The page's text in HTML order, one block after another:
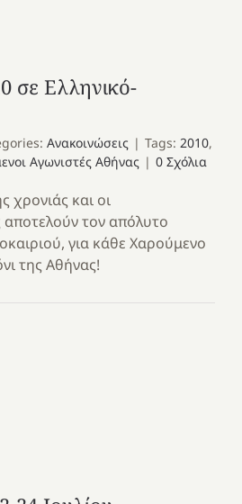
σε Ελληνικό-
Ανακοινώσεις | Tags: 2010,
Αγωνιστές Αθήνας | 0 Σχόλια
χρονιάς και οι
τον απόλυτο
για κάθε Χαρούμενο
της Αθήνας!